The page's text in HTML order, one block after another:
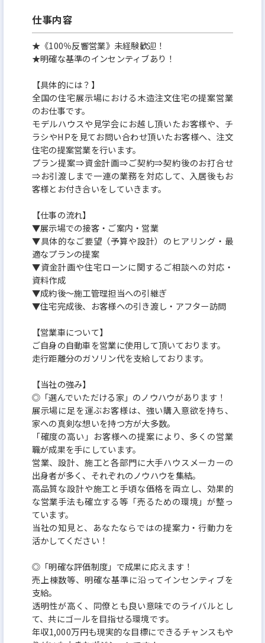
仕事内容
★《100％反響営業》未経験歓迎！
★明確な基準のインセンティブあり！
【具体的には？】
全国の住宅展示場における木造注文住宅の提案営業
のお仕事です。
モデルハウスや見学会にお越し頂いたお客様や、チ
ラシやHPを見てお問い合わせ頂いたお客様へ、注文
住宅の提案営業を行います。
プラン提案⇒資金計画⇒ご契約⇒契約後のお打合せ
⇒お引渡しまで一連の業務を対応して、入居後もお
客様とお付き合いをしていきます。
【仕事の流れ】
▼展示場での接客・ご案内・営業
▼具体的なご要望（予算や設計）のヒアリング・最
適なプランの提案
▼資金計画や住宅ローンに関するご相談への対応・
資料作成
▼成約後〜施工管理担当への引継ぎ
▼住宅完成後、お客様への引き渡し・アフター訪問
【営業車について】
ご自身の自動車を営業に使用して頂いております。
走行距離分のガソリン代を支給しております。
【当社の強み】
◎「選んでいただける家」のノウハウがあります！
展示場に足を運ぶお客様は、強い購入意欲を持ち、
家への真剣な想いを持つ方が大多数。
「確度の高い」お客様への提案により、多くの営業
職が成果を手にしています。
営業、設計、施工と各部門に大手ハウスメーカーの
出身者が多く、それぞれのノウハウを集結。
高品質な設計や施工と手頃な価格を両立し、効果的
な営業手法も確立する等「売るための環境」が整っ
ています。
当社の知見と、あなたならではの提案力・行動力を
活かしてください！
◎「明確な評価制度」で成果に応えます！
売上棟数等、明確な基準に沿ってインセンティブを
支給。
透明性が高く、同僚とも良い意味でのライバルとし
て、共にゴールを目指せる環境です。
年収1,000万円も現実的な目標にできるチャンスもや